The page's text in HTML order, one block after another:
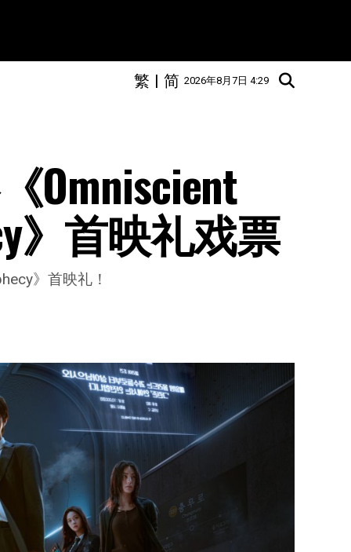
2026年8月7日 4:29
简
|
繁
Omniscient
》首映礼戏票
》首映礼！